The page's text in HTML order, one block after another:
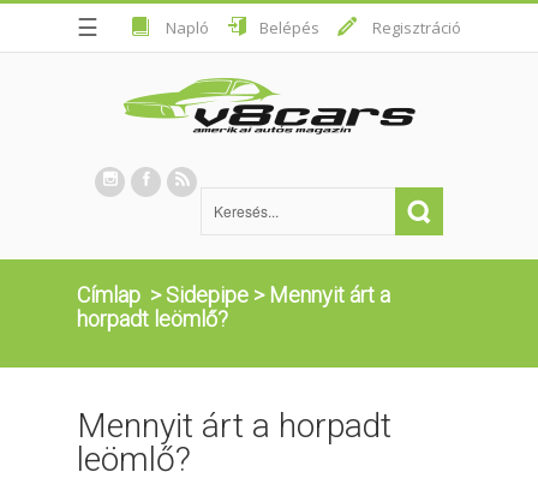
☰ Napló Belépés Regisztráció
Címlap >Sidepipe > Mennyit árt a
horpadt leömlő?
Mennyit árt a horpadt
leömlő?